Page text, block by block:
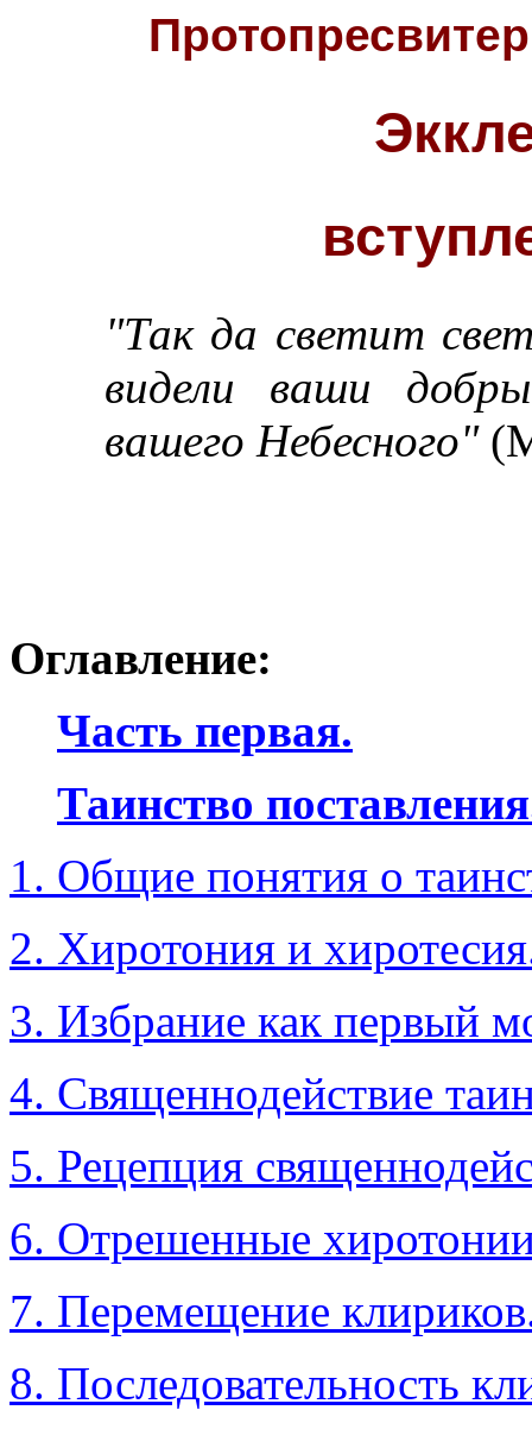
"Так да светит
видели ваши
вашего Небесного"
Оглавление:
Часть первая.
Таинство
1. Общие понятия о
2. Хиротония и
3. Избрание как первый
4. Священнодействие
5. Рецепция
6. Отрешенные
7. Перемещение
8. Последовательность